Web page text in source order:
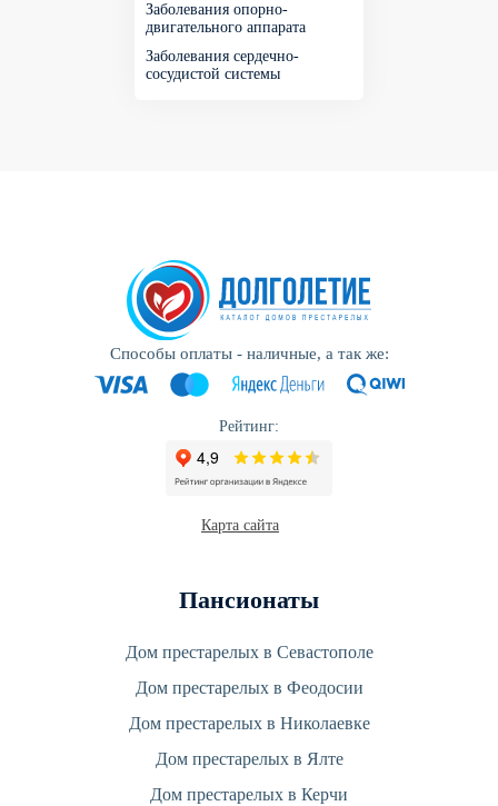
Заболевания опорно-
двигательного аппарата
Заболевания сердечно-
сосудистой системы
Способы оплаты - наличные, а так же:
Рейтинг:
Карта сайта
Пансионаты
Дом престарелых в Севастополе
Дом престарелых в Феодосии
Дом престарелых в Николаевке
Дом престарелых в Ялте
Дом престарелых в Керчи